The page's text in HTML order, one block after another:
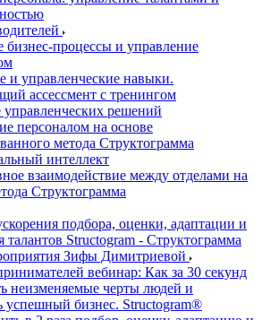
процессы и управление
и управленческие навыки.
ассессмент с тренингом
решений
персоналом на основе
метода Структограмма
интеллект
взаимодействие между отделами на
Структограмма
подбора, оценки, адаптации и
талантов Structogram - Структограмма
Зифы Димитриевой
вебинар: Как за 30 секунд
неизменяемые черты людей и
успешный бизнес. Structogram®